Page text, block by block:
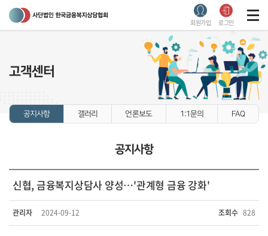
회원가입 로그인
고객센터
공지사항 갤러리 언론보도 1:1문의 FAQ
공지사항
신협, 금융복지상담사 양성…'관계형 금융 강화'
관리자 2024-09-12 조회수 828